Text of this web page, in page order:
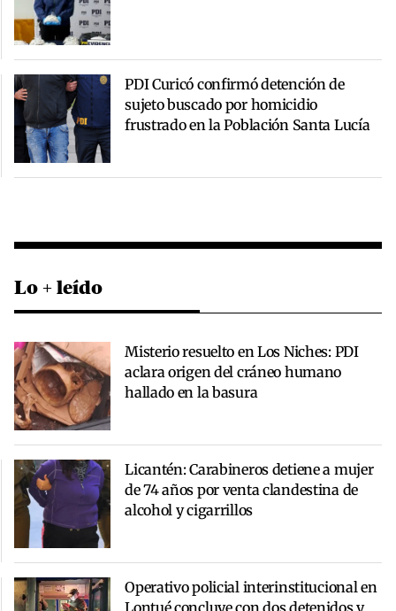
PDI Curicó confirmó detención de
sujeto buscado por homicidio
frustrado en la Población Santa Lucía
Lo + leído
Misterio resuelto en Los Niches: PDI
aclara origen del cráneo humano
hallado en la basura
Licantén: Carabineros detiene a mujer
de 74 años por venta clandestina de
alcohol y cigarrillos
Operativo policial interinstitucional en